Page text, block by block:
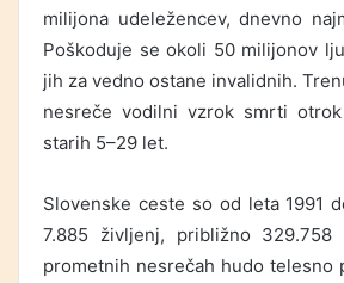
milijona udeležencev, dnevno
Poškoduje se okoli 50 milijonov
jih za vedno ostane invalidnih.
nesreče vodilni vzrok smrti
starih 5–29 let.
Slovenske ceste so od leta 1991
7.885 življenj, približno
prometnih nesrečah hudo telesno